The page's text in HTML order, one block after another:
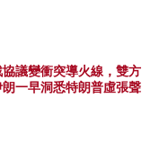
議變衝突導火線，雙方
一早洞悉特朗普虛張聲